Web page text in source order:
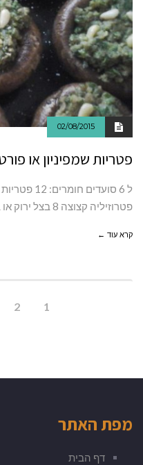
02/08/2015
פטריות שמפיניון או
ל 6 סועדים
פטרוזיליה קצוצה 8 בצל ירוק או בצלי שאלוט קצוצים
קרא עוד ←
1
2
מפת האתר
דף הבית